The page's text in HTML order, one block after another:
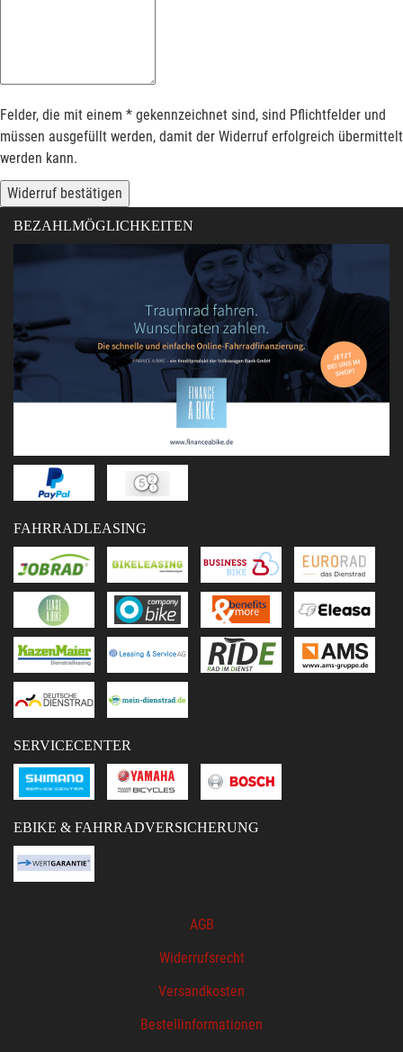
Felder, die mit einem * gekennzeichnet sind, sind Pflichtfelder und
müssen ausgefüllt werden, damit der Widerruf erfolgreich übermittelt
werden kann.
Widerruf bestätigen
BEZAHLMÖGLICHKEITEN
FAHRRADLEASING
SERVICECENTER
EBIKE & FAHRRADVERSICHERUNG
AGB
Widerrufsrecht
Versandkosten
Bestellinformationen